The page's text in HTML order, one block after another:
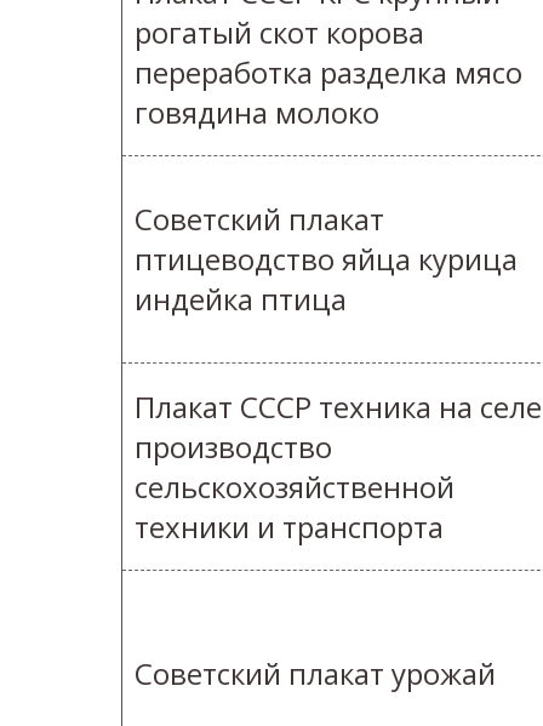
рогатый скот корова
переработка разделка мясо
говядина молоко
Советский плакат
птицеводство яйца курица
индейка птица
Плакат СССР техника на селе
производство
сельскохозяйственной
техники и транспорта
Советский плакат урожай